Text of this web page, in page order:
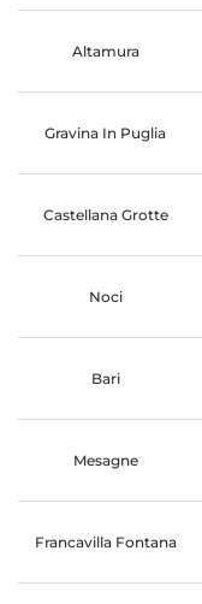
Altamura
Gravina In Puglia
Castellana Grotte
Noci
Bari
Mesagne
Francavilla Fontana